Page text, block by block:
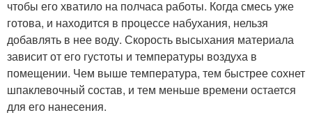
чтобы его хватило на полчаса работы. Когда смесь уже
готова, и находится в процессе набухания, нельзя
добавлять в нее воду. Скорость высыхания материала
зависит от его густоты и температуры воздуха в
помещении. Чем выше температура, тем быстрее сохнет
шпаклевочный состав, и тем меньше времени остается
для его нанесения.